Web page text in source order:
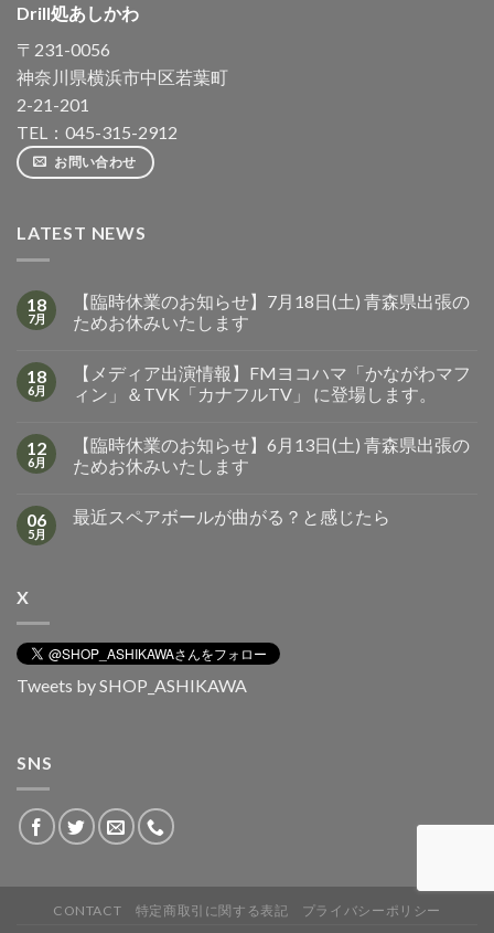
Drill処あしかわ
〒231-0056
神奈川県横浜市中区若葉町
2-21-201
TEL：045-315-2912
お問い合わせ
LATEST NEWS
18
7月
【臨時休業のお知らせ】7月18日(土) 青森県出張の
ためお休みいたします
18
6月
【メディア出演情報】FMヨコハマ「かながわマフ
ィン」＆TVK「カナフルTV」 に登場します。
12
6月
【臨時休業のお知らせ】6月13日(土) 青森県出張の
ためお休みいたします
06
5月
最近スペアボールが曲がる？と感じたら
X
Tweets by SHOP_ASHIKAWA
SNS
CONTACT 特定商取引に関する表記 プライバシーポリシー